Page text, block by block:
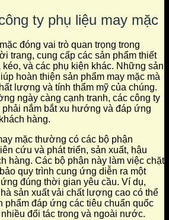
ty phụ liệu may mặc
đóng vai trò quan trọng trong
trang, cung cấp các sản phẩm thiết
và các phụ kiện khác. Những sản
hoàn thiện sản phẩm may mặc mà
lượng và tính thẩm mỹ của chúng.
ngày càng cạnh tranh, các công ty
phải nắm bắt xu hướng và đáp ứng
hàng.
mặc thường có các bộ phận
cứu và phát triển, sản xuất, hậu
hàng. Các bộ phận này làm việc chặt
quy trình cung ứng diễn ra một
đúng thời gian yêu cầu. Ví dụ,
sản xuất vải chất lượng cao có thể
phẩm đáp ứng các tiêu chuẩn quốc
đối tác trong và ngoài nước.